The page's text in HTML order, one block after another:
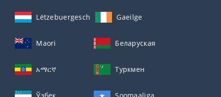
Lëtzebuergesch Gaeilge
Maori Беларуская
አማርኛ Туркмен